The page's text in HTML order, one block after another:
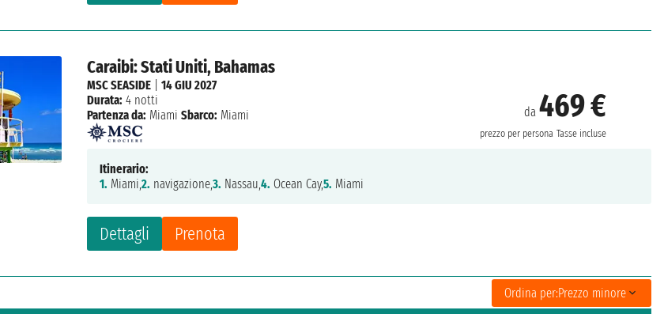
Caraibi: Stati Uniti, Bahamas
da469 €
prezzo per persona Tasse incluse
Dettagli Prenota
MSC SEASIDE |14 GIU 2027
Durata: 4 notti
Partenza da: Miami Sbarco: Miami
Itinerario:
1. Miami,2. navigazione,3. Nassau,4. Ocean Cay,5. Miami
Ordina per:Prezzo minore